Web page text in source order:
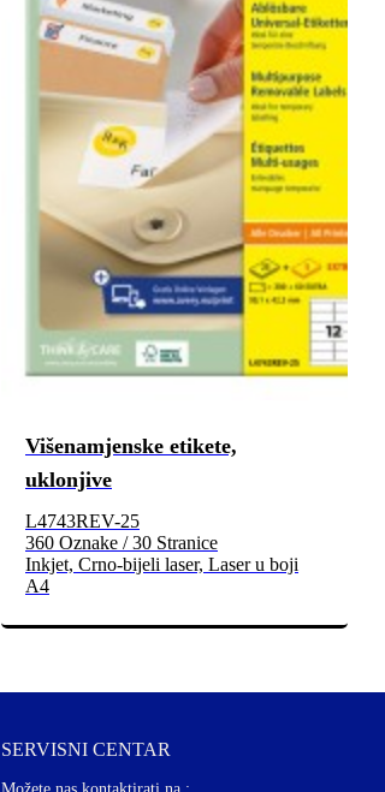
Višenamjenske etikete,
uklonjive
L4743REV-25
360 Oznake / 30 Stranice
Inkjet, Crno-bijeli laser, Laser u boji
A4
SERVISNI CENTAR